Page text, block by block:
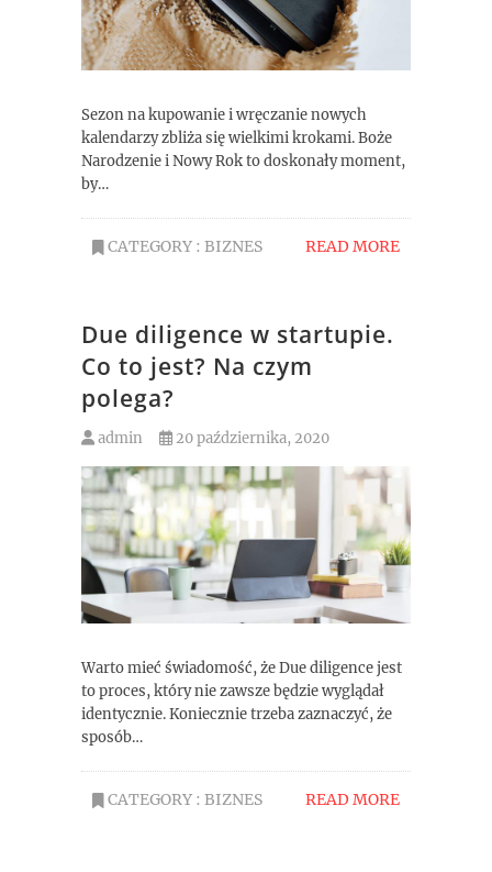
Sezon na kupowanie i wręczanie nowych
kalendarzy zbliża się wielkimi krokami. Boże
Narodzenie i Nowy Rok to doskonały moment,
by…
CATEGORY : BIZNES READ MORE
Due diligence w startupie.
Co to jest? Na czym
polega?
admin 20 października, 2020
Warto mieć świadomość, że Due diligence jest
to proces, który nie zawsze będzie wyglądał
identycznie. Koniecznie trzeba zaznaczyć, że
sposób…
CATEGORY : BIZNES READ MORE